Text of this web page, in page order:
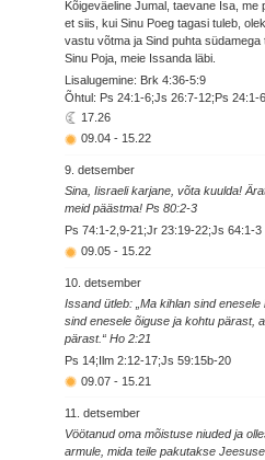
Kõigeväeline Jumal, taevane Isa, me
et siis, kui Sinu Poeg tagasi tuleb,
vastu võtma ja Sind puhta südamega
Sinu Poja, meie Issanda läbi.
Lisalugemine: Brk 4:36-5:9
Õhtul: Ps 24:1-6;Js 26:7-12;Ps 24:1-
17.26
09.04 - 15.22
9. detsember
Sina, Iisraeli karjane, võta kuulda!
meid päästma! Ps 80:2-3
Ps 74:1-2,9-21;Jr 23:19-22;Js 64:1-3
09.05 - 15.22
10. detsember
Issand ütleb: „Ma kihlan sind
sind enesele õiguse ja kohtu pärast,
pärast.“ Ho 2:21
Ps 14;Ilm 2:12-17;Js 59:15b-20
09.07 - 15.21
11. detsember
Vöötanud oma mõistuse niuded ja
armule, mida teile pakutakse